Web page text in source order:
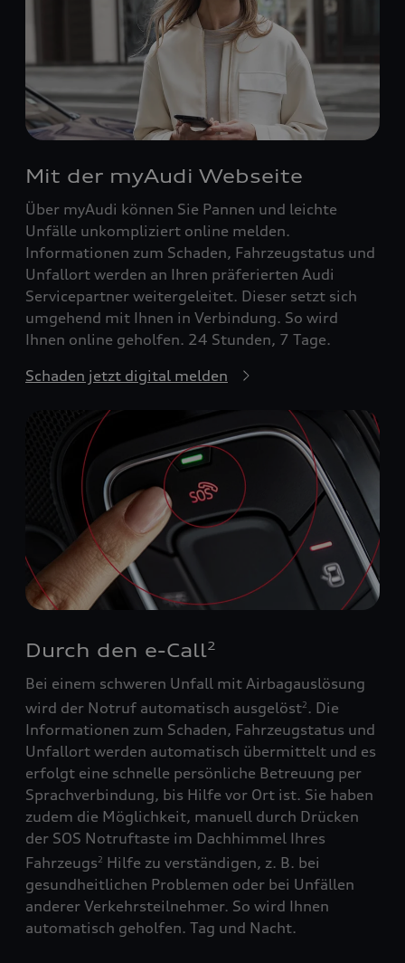
Mit der myAudi Webseite
Über myAudi können Sie Pannen und leichte
Unfälle unkompliziert online melden.
Informationen zum Schaden, Fahrzeugstatus und
Unfallort werden an Ihren präferierten Audi
Servicepartner weitergeleitet. Dieser setzt sich
umgehend mit Ihnen in Verbindung. So wird
Ihnen online geholfen. 24 Stunden, 7 Tage.
Schaden jetzt digital melden
Durch den e-Call2
Bei einem schweren Unfall mit Airbagauslösung
wird der Notruf automatisch ausgelöst2 . Die
Informationen zum Schaden, Fahrzeugstatus und
Unfallort werden automatisch übermittelt und es
erfolgt eine schnelle persönliche Betreuung per
Sprachverbindung, bis Hilfe vor Ort ist. Sie haben
zudem die Möglichkeit, manuell durch Drücken
der SOS Notruftaste im Dachhimmel Ihres
Fahrzeugs2 Hilfe zu verständigen, z. B. bei
gesundheitlichen Problemen oder bei Unfällen
anderer Verkehrsteilnehmer. So wird Ihnen
automatisch geholfen. Tag und Nacht.